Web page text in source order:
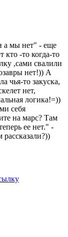
а мы нет" - еще
-то когда-то
,сами свалили
нет!)) А
чья-то закуска,
нет,
логика!=))
себя
на марс? Там
ее нет." -